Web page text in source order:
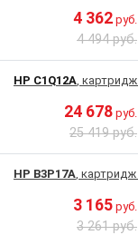
4 362 руб.
4 494 руб.
HP C1Q12A, картридж
24 678 руб.
25 419 руб.
HP B3P17A, картридж
3 165 руб.
3 261 руб.